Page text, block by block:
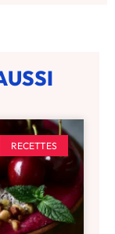
RECETTES